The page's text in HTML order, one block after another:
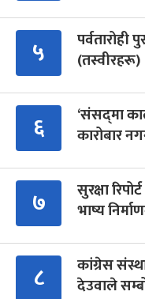
५
पर्वतारोही
(तस्वीरहरू)
६
‘संसद्‍मा
कारोबार
७
सुरक्षा
भाष्य
८
कांग्रेस
देउवाले